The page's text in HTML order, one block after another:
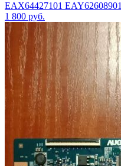
EAX64427101 EAY62608901
1 800 руб.